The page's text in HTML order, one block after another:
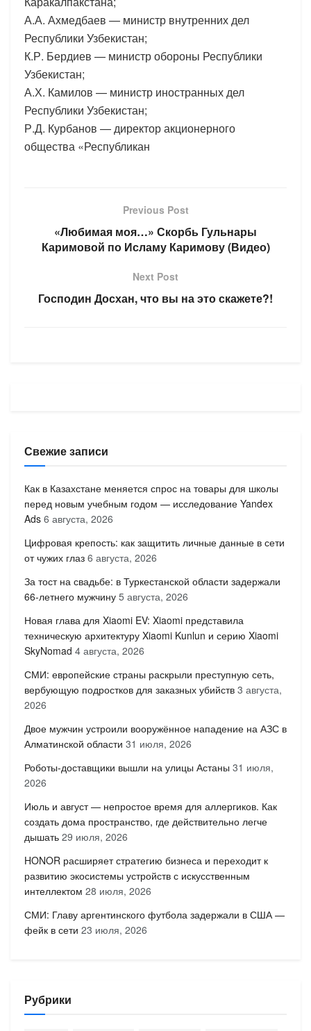
А.А. Ахмедбаев — министр внутренних дел
Республики Узбекистан;
К.Р. Бердиев — министр обороны Республики
Узбекистан;
А.Х. Камилов — министр иностранных дел
Республики Узбекистан;
Р.Д. Курбанов — директор акционерного
общества «Республикан
Previous Post
«Любимая моя…» Скорбь Гульнары
Каримовой по Исламу Каримову (Видео)
Next Post
Господин Досхан, что вы на это скажете?!
Свежие записи
Как в Казахстане меняется спрос на товары для школы
перед новым учебным годом — исследование Yandex
Ads 6 августа, 2026
Цифровая крепость: как защитить личные данные в сети
от чужих глаз 6 августа, 2026
За тост на свадьбе: в Туркестанской области задержали
66-летнего мужчину 5 августа, 2026
Новая глава для Xiaomi EV: Xiaomi представила
техническую архитектуру Xiaomi Kunlun и серию Xiaomi
SkyNomad 4 августа, 2026
СМИ: европейские страны раскрыли преступную сеть,
вербующую подростков для заказных убийств 3 августа,
2026
Двое мужчин устроили вооружённое нападение на АЗС в
Алматинской области 31 июля, 2026
Роботы-доставщики вышли на улицы Астаны 31 июля,
2026
Июль и август — непростое время для аллергиков. Как
создать дома пространство, где действительно легче
дышать 29 июля, 2026
HONOR расширяет стратегию бизнеса и переходит к
развитию экосистемы устройств с искусственным
интеллектом 28 июля, 2026
СМИ: Главу аргентинского футбола задержали в США —
фейк в сети 23 июля, 2026
Рубрики